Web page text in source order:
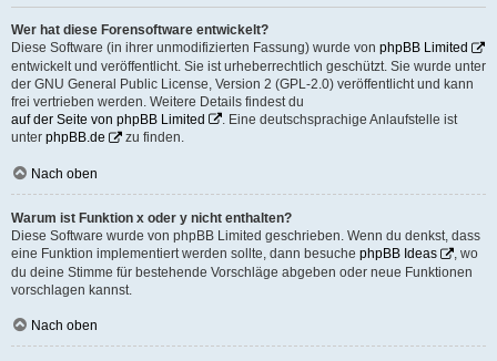
Wer hat diese Forensoftware entwickelt?
Diese Software (in ihrer unmodifizierten Fassung) wurde von phpBB Limited
entwickelt und veröffentlicht. Sie ist urheberrechtlich geschützt. Sie wurde unter
der GNU General Public License, Version 2 (GPL-2.0) veröffentlicht und kann
frei vertrieben werden. Weitere Details findest du
auf der Seite von phpBB Limited
. Eine deutschsprachige Anlaufstelle ist
unter phpBB.de zu finden.
Nach oben
Warum ist Funktion x oder y nicht enthalten?
Diese Software wurde von phpBB Limited geschrieben. Wenn du denkst, dass
eine Funktion implementiert werden sollte, dann besuche phpBB Ideas
, wo
du deine Stimme für bestehende Vorschläge abgeben oder neue Funktionen
vorschlagen kannst.
Nach oben